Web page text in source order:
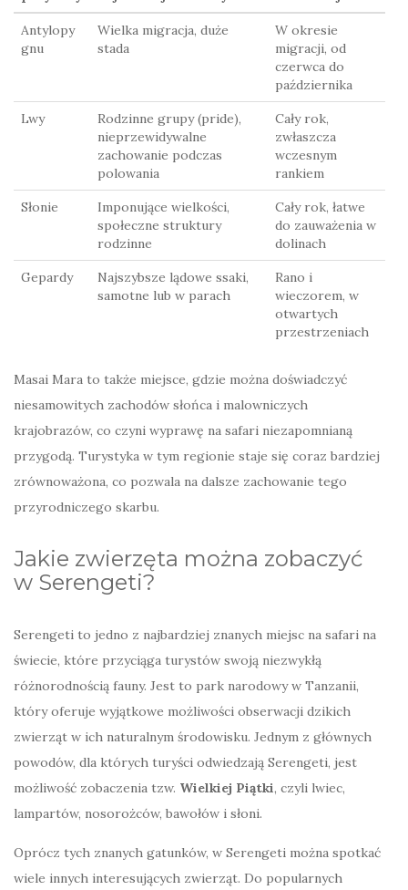
Antylopy
gnu
Wielka migracja, duże
stada
W okresie
migracji, od
czerwca do
października
Lwy
Rodzinne grupy (pride),
nieprzewidywalne
zachowanie podczas
polowania
Cały rok,
zwłaszcza
wczesnym
rankiem
Słonie
Imponujące wielkości,
społeczne struktury
rodzinne
Cały rok, łatwe
do zauważenia w
dolinach
Gepardy
Najszybsze lądowe ssaki,
samotne lub w parach
Rano i
wieczorem, w
otwartych
przestrzeniach
Masai Mara to także miejsce, gdzie można doświadczyć
niesamowitych zachodów słońca i malowniczych
krajobrazów, co czyni wyprawę na safari niezapomnianą
przygodą. Turystyka w tym regionie staje się coraz bardziej
zrównoważona, co pozwala na dalsze zachowanie tego
przyrodniczego skarbu.
Jakie zwierzęta można zobaczyć
w Serengeti?
Serengeti to jedno z najbardziej znanych miejsc na safari na
świecie, które przyciąga turystów swoją niezwykłą
różnorodnością fauny. Jest to park narodowy w Tanzanii,
który oferuje wyjątkowe możliwości obserwacji dzikich
zwierząt w ich naturalnym środowisku. Jednym z głównych
powodów, dla których turyści odwiedzają Serengeti, jest
możliwość zobaczenia tzw. Wielkiej Piątki, czyli lwiec,
lampartów, nosorożców, bawołów i słoni.
Oprócz tych znanych gatunków, w Serengeti można spotkać
wiele innych interesujących zwierząt. Do popularnych